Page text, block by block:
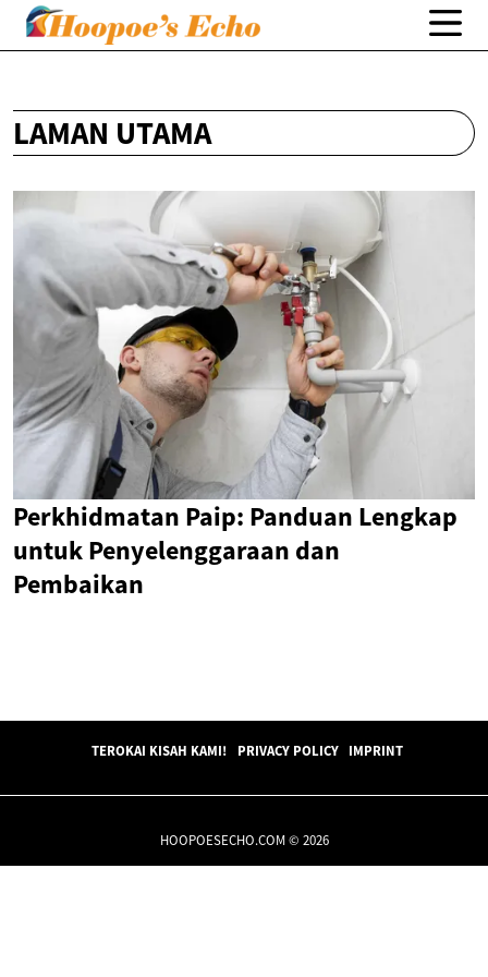
LAMAN UTAMA
Perkhidmatan Paip: Panduan Lengkap
untuk Penyelenggaraan dan
Pembaikan
TEROKAI KISAH KAMI! PRIVACY POLICY IMPRINT
HOOPOESECHO.COM © 2026